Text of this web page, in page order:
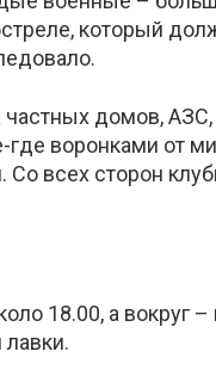
который
домов,
воронками от
всех сторон
18.00, а вокруг